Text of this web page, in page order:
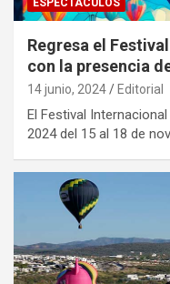
ESPECTÁCULOS
Regresa el
con la presencia
14 junio, 2024 Editorial
El Festival
2024 del 15 al 18 de